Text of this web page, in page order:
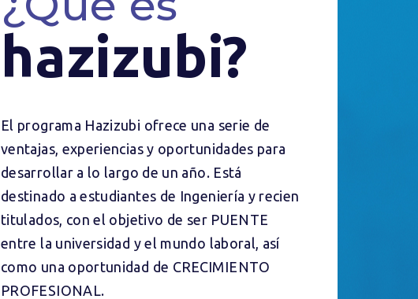
hazizubi?
El programa Hazizubi ofrece una serie de
ventajas, experiencias y oportunidades para
desarrollar a lo largo de un año. Está
destinado a estudiantes de Ingeniería y recien
titulados, con el objetivo de ser PUENTE
entre la universidad y el mundo laboral, así
como una oportunidad de CRECIMIENTO
PROFESIONAL.